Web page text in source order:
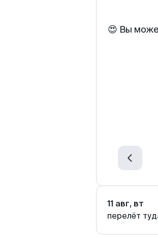
😍 Вы
11 авг, вт
перелёт